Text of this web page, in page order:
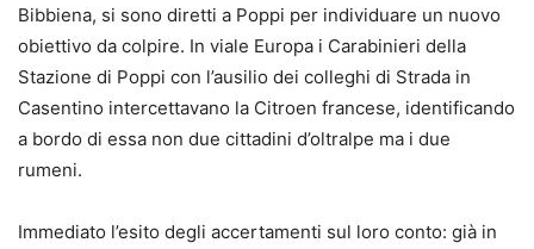
Bibbiena, si sono diretti a Poppi per individuare un nuovo
obiettivo da colpire. In viale Europa i Carabinieri della
Stazione di Poppi con l’ausilio dei colleghi di Strada in
Casentino intercettavano la Citroen francese, identificando
a bordo di essa non due cittadini d’oltralpe ma i due
rumeni.
Immediato l’esito degli accertamenti sul loro conto: già in